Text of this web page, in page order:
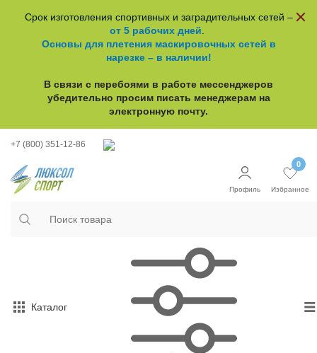
Срок изготовления спортивных и заградительных сетей –
от 5 рабочих дней
Основы для плетения маскировочных сетей в
нарезке – в наличии!
В связи с перебоями в работе мессенджеров
убедительно просим писать менеджерам на
электронную почту.
+7 (800) 351-12-86
Профиль
0
Избранное
Каталог